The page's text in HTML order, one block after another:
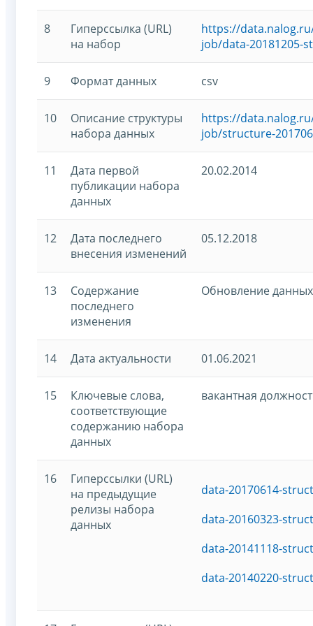
8
Гиперссылка (URL)
на набор
https://
job/data-20181205-
9 Формат данных csv
10
Описание структуры
набора данных
https://
job/structure-
11
Дата первой
публикации набора
данных
20.02.2014
12
Дата последнего
внесения изменений
05.12.2018
13
Содержание
последнего
изменения
Обновление данных
14 Дата актуальности 01.06.2021
15
Ключевые слова,
соответствующие
содержанию набора
данных
вакантная
16
Гиперссылки (URL)
на предыдущие
релизы набора
данных
data-20170614-
data-20160323-
data-20141118-
data-20140220-